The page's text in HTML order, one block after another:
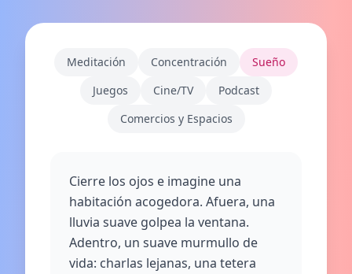
Meditación Concentración
Sueño
Juegos
Cine/TV
Podcast
Comercios y Espacios
Cierre los ojos e imagine una
habitación acogedora. Afuera, una
lluvia suave golpea la ventana.
Adentro, un suave murmullo de
vida: charlas lejanas, una tetera